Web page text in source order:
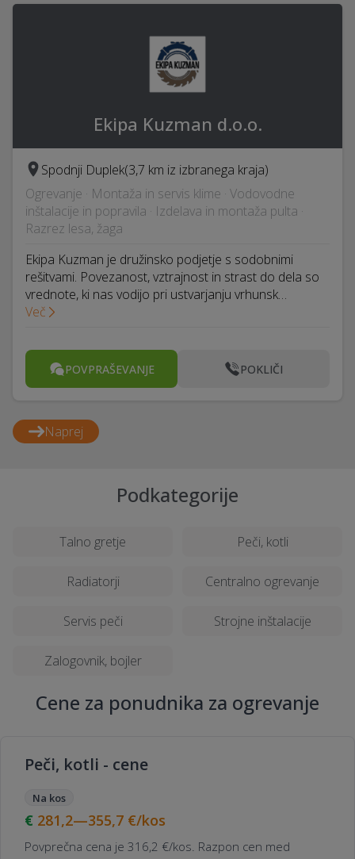
Ekipa Kuzman d.o.o.
Spodnji Duplek(3,7 km iz izbranega kraja)
Ogrevanje · Montaža in servis klime · Vodovodne
inštalacije in popravila · Izdelava in montaža pulta ·
Razrez lesa, žaga
Ekipa Kuzman je družinsko podjetje s sodobnimi
rešitvami. Povezanost, vztrajnost in strast do dela so
vrednote, ki nas vodijo pri ustvarjanju vrhunsk…
Več
POVPRAŠEVANJE POKLIČI
Naprej
Podkategorije
Talno gretje Peči, kotli
Radiatorji Centralno ogrevanje
Servis peči Strojne inštalacije
Zalogovnik, bojler
Cene za ponudnika za ogrevanje
Peči, kotli - cene
Na kos
281,2—355,7 €/kos
Povprečna cena je 316,2 €/kos. Razpon cen med